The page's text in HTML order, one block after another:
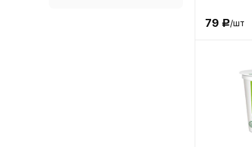
79 Р/шт